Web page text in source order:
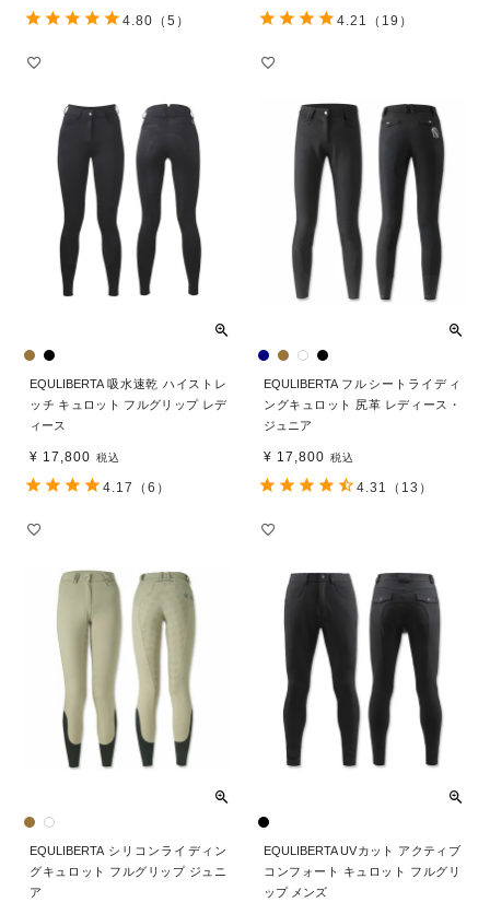
4.80 （5） 4.21 （19）
EQULIBERTA 吸水速乾 ハイストレ
ッチ キュロット フルグリップ レデ
ィース
¥ 17,800 税込
4.17 （6）
EQULIBERTA フルシートライディ
ングキュロット 尻革 レディース・
ジュニア
¥ 17,800 税込
4.31 （13）
EQULIBERTA シリコンライディン
グキュロット フルグリップ ジュニ
ア
EQULIBERTA UVカット アクティブ
コンフォート キュロット フルグリ
ップ メンズ